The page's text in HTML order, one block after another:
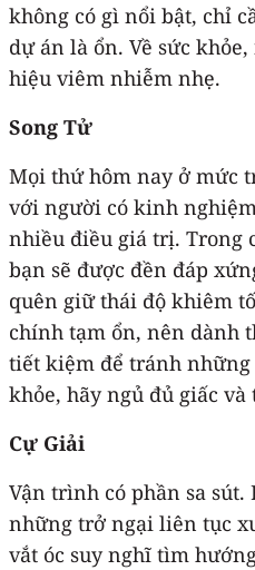
không có gì nổi bật, chỉ
dự án là ổn. Về sức
hiệu viêm nhiễm nhẹ.
Song Tử
Mọi thứ hôm nay ở mức
với người có kinh
nhiều điều giá trị. Trong
bạn sẽ được đền đáp
quên giữ thái độ khiêm
chính tạm ổn, nên dành
tiết kiệm để tránh những
khỏe, hãy ngủ đủ giấc
Cự Giải
Vận trình có phần sa
những trở ngại liên tục
vắt óc suy nghĩ tìm